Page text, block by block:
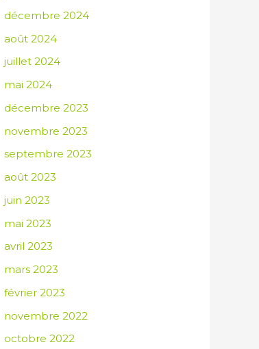
décembre 2024
août 2024
juillet 2024
mai 2024
décembre 2023
novembre 2023
septembre 2023
août 2023
juin 2023
mai 2023
avril 2023
mars 2023
février 2023
novembre 2022
octobre 2022